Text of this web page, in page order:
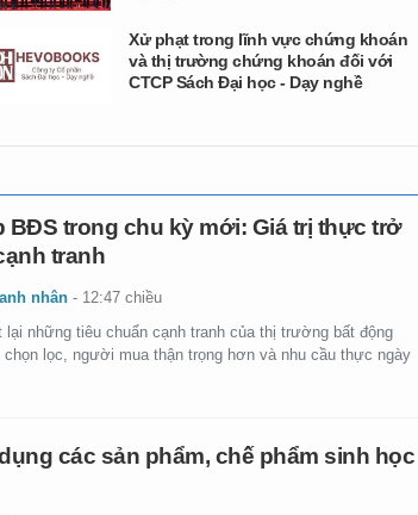
Xử phạt trong lĩnh vực chứng khoán
và thị trường chứng khoán đối với
CTCP Sách Đại học - Dạy nghề
BĐS trong chu kỳ mới: Giá trị thực trở
tranh
nhân - 12:47 chiều
lại những tiêu chuẩn cạnh tranh của thị trường bất động
lọc, người mua thận trọng hơn và nhu cầu thực ngày
các sản phẩm, chế phẩm sinh học